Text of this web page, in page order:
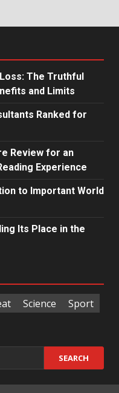
The Truthful
and Limits
Ranked for
Review for an
Experience
to Important World
Its Place in the
Science
Sport